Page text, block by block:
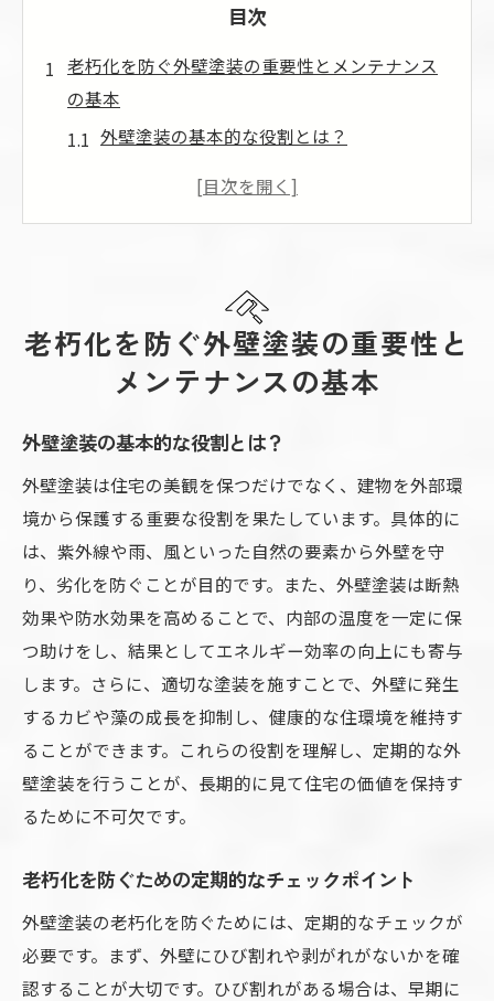
目次
老朽化を防ぐ外壁塗装の重要性とメンテナンス
の基本
外壁塗装の基本的な役割とは？
老朽化を防ぐための定期的なチェックポイ
メンテナンス計画の立て方
プロによるメンテナンスのメリット
日本の気候が外壁塗装に与える影響と対策を考
雨季に備える外壁塗装のポイント
紫外線対策としての外壁塗装
塩害地域での外壁塗装の注意点
季節ごとのメンテナンス方法
気候に応じた塗料の選び方
外壁塗装の老朽化を見逃さないためのチェック
ポイント
ひび割れや剥がれの早期発見
色褪せの確認方法
劣化サインとしてのカビや苔
年に一度の外壁点検のすすめ
プロの点検を依頼すべきタイミング
外壁塗装の劣化サインを見極め、適切な対処法
老朽化を防ぐ外壁塗装の重要性と
メンテナンスの基本
外壁塗装の基本的な役割とは？
外壁塗装は住宅の美観を保つだけでなく、建物を外部環
境から保護する重要な役割を果たしています。具体的に
は、紫外線や雨、風といった自然の要素から外壁を守
り、劣化を防ぐことが目的です。また、外壁塗装は断熱
効果や防水効果を高めることで、内部の温度を一定に保
つ助けをし、結果としてエネルギー効率の向上にも寄与
します。さらに、適切な塗装を施すことで、外壁に発生
するカビや藻の成長を抑制し、健康的な住環境を維持す
ることができます。これらの役割を理解し、定期的な外
壁塗装を行うことが、長期的に見て住宅の価値を保持す
るために不可欠です。
老朽化を防ぐための定期的なチェックポイント
外壁塗装の老朽化を防ぐためには、定期的なチェックが
必要です。まず、外壁にひび割れや剥がれがないかを確
認することが大切です。ひび割れがある場合は、早期に